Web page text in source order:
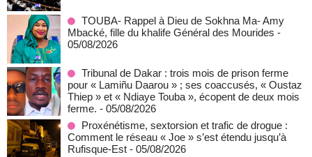
TOUBA- Rappel à Dieu de Sokhna Ma- Amy
Mbacké, fille du khalife Général des Mourides -
05/08/2026
Tribunal de Dakar : trois mois de prison ferme
pour « Lamiñu Daarou » ; ses coaccusés, « Oustaz
Thiep » et « Ndiaye Touba », écopent de deux mois
ferme. - 05/08/2026
Proxénétisme, sextorsion et trafic de drogue :
Comment le réseau « Joe » s’est étendu jusqu’à
Rufisque-Est - 05/08/2026